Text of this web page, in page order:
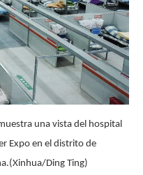
una vista del hospital
Expo en el distrito de
Ding Ting)